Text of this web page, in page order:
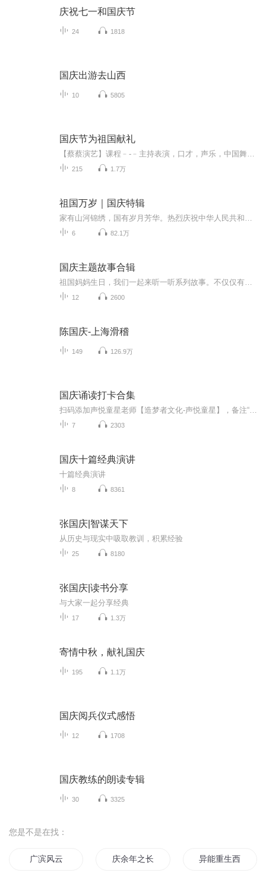
庆祝七一和国庆节
24 1818
国庆出游去山西
10 5805
国庆节为祖国献礼
215 1.7万
祖国万岁｜国庆特辑
6 82.1万
国庆主题故事合辑
12 2600
陈国庆-上海滑稽
149 126.9万
国庆诵读打卡合集
7 2303
国庆十篇经典演讲
十篇经典演讲
8 8361
张国庆|智谋天下
从历史与现实中吸取教训，积累经验
25 8180
张国庆|读书分享
与大家一起分享经典
17 1.3万
寄情中秋，献礼国庆
195 1.1万
国庆阅兵仪式感悟
12 1708
国庆教练的朗读专辑
30 3325
您是不是在找：
广滨风云 庆余年之长歌行 异能重生西门庆